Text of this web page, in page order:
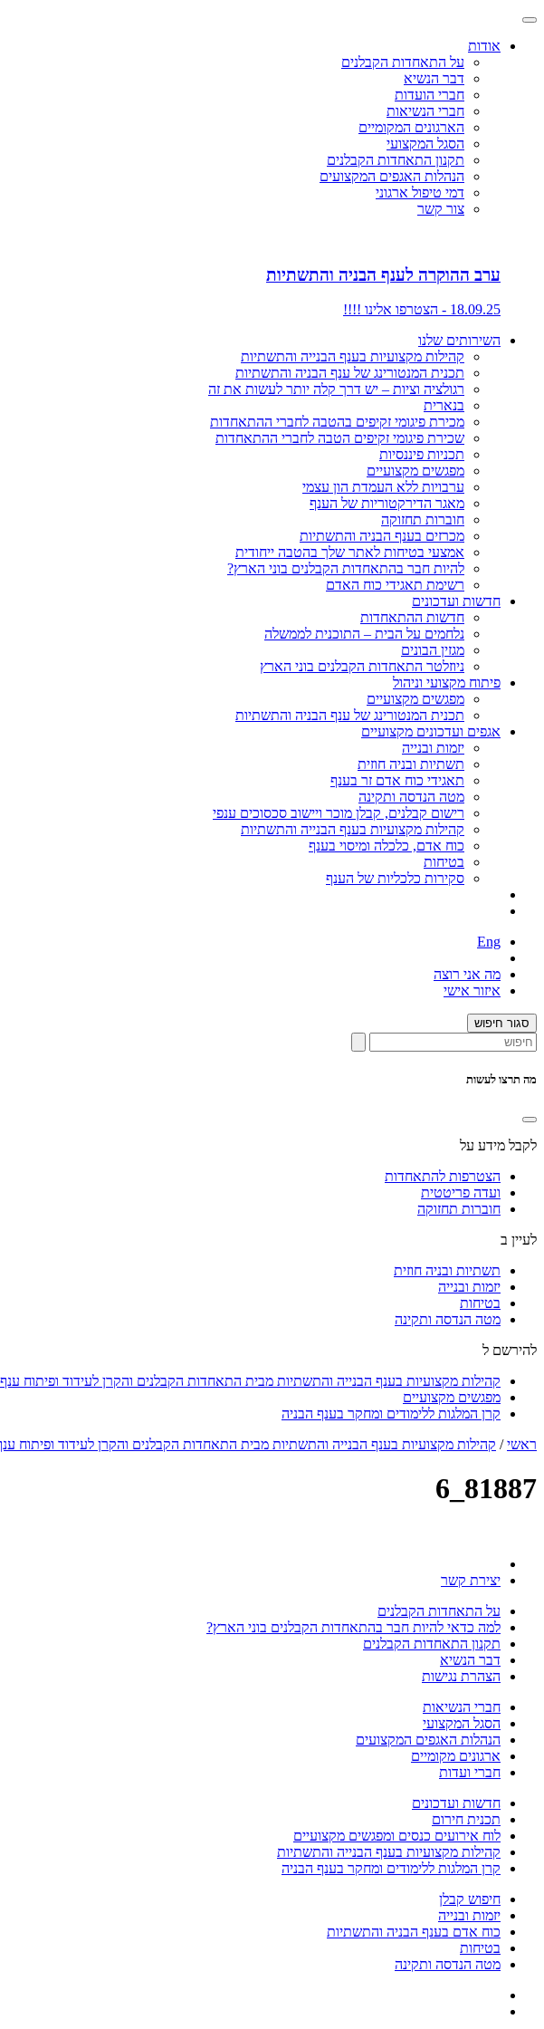
אודות
על התאחדות הקבלנים
דבר הנשיא
חברי הועדות
חברי הנשיאות
הארגונים המקומיים
הסגל המקצועי
תקנון התאחדות הקבלנים
הנהלות האגפים המקצועים
דמי טיפול ארגוני
צור קשר
ערב ההוקרה לענף הבניה והתשתיות
18.09.25 - הצטרפו אלינו !!!!
השירותים שלנו
קהילות מקצועיות בענף הבנייה והתשתיות
תכנית המנטורינג של ענף הבניה והתשתיות
רגולציה וציות – יש דרך קלה יותר לעשות את זה
בנארית
מכירת פיגומי זקיפים בהטבה לחברי ההתאחדות
שכירת פיגומי זקיפים הטבה לחברי ההתאחדות
תכניות פיננסיות
מפגשים מקצועיים
ערבויות ללא העמדת הון עצמי
מאגר הדירקטוריות של הענף
חוברות תחזוקה
מכרזים בענף הבניה והתשתיות
אמצעי בטיחות לאתר שלך בהטבה ייחודית
להיות חבר בהתאחדות הקבלנים בוני הארץ?
רשימת תאגידי כוח האדם
חדשות ועדכונים
חדשות ההתאחדות
נלחמים על הבית – התוכנית לממשלה
מגזין הבונים
ניוזלטר התאחדות הקבלנים בוני הארץ
פיתוח מקצועי וניהול
מפגשים מקצועיים
תכנית המנטורינג של ענף הבניה והתשתיות
אגפים ועדכונים מקצועיים
יזמות ובנייה
תשתיות ובניה חוזית
תאגידי כוח אדם זר בענף
מטה הנדסה ותקינה
רישום קבלנים, קבלן מוכר ויישוב סכסוכים ענפי
קהילות מקצועיות בענף הבנייה והתשתיות
כוח אדם, כלכלה ומיסוי בענף
בטיחות
סקירות כלכליות של הענף
Eng
מה אני רוצה
איזור אישי
סגור חיפוש
מה תרצו לעשות
לקבל מידע על
הצטרפות להתאחדות
ועדה פריטטית
חוברות תחזוקה
לעיין ב
תשתיות ובניה חוזית
יזמות ובנייה
בטיחות
מטה הנדסה ותקינה
להירשם ל
קהילות מקצועיות בענף הבנייה והתשתיות מבית התאחדות הקבלנים והקרן לעידוד ופיתוח
מפגשים מקצועיים
קרן המלגות ללימודים ומחקר בענף הבניה
ראשי/ קהילות מקצועיות בענף הבנייה והתשתיות מבית התאחדות הקבלנים והקרן לעידוד ופיתוח
81887_6
יצירת קשר
על התאחדות הקבלנים
למה כדאי להיות חבר בהתאחדות הקבלנים בוני הארץ?
תקנון התאחדות הקבלנים
דבר הנשיא
הצהרת נגישות
חברי הנשיאות
הסגל המקצועי
הנהלות האגפים המקצועים
ארגונים מקומיים
חברי ועדות
חדשות ועדכונים
תכנית חירום
לוח אירועים כנסים ומפגשים מקצועיים
קהילות מקצועיות בענף הבנייה והתשתיות
קרן המלגות ללימודים ומחקר בענף הבניה
חיפוש קבלן
יזמות ובנייה
כוח אדם בענף הבניה והתשתיות
בטיחות
מטה הנדסה ותקינה